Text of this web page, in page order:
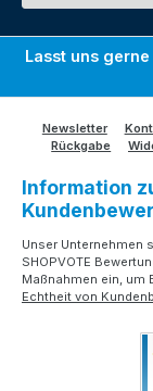
Lasst uns
Newsletter
Rückgabe
Information
Unser Unternehmen
SHOPVOTE
Maßnahmen ein, um
Echtheit von